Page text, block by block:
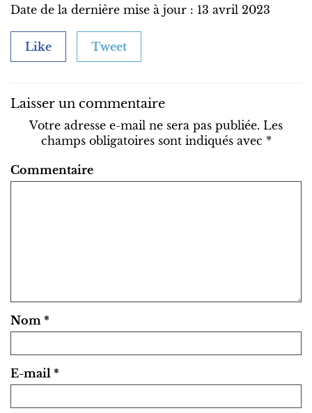
Date de la dernière mise à jour : 13 avril 2023
Like Tweet
Laisser un commentaire
Votre adresse e-mail ne sera pas publiée. Les
champs obligatoires sont indiqués avec *
Commentaire
Nom *
E-mail *